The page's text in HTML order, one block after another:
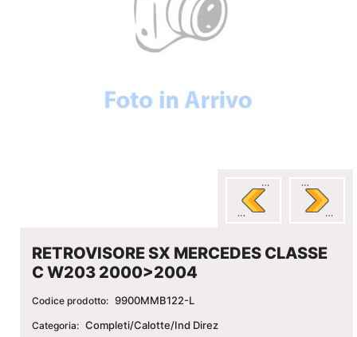
RETROVISORE SX MERCEDES CLASSE
C W203 2000>2004
Codice prodotto: 9900MMB122-L
Categoria: Completi/Calotte/Ind Direz